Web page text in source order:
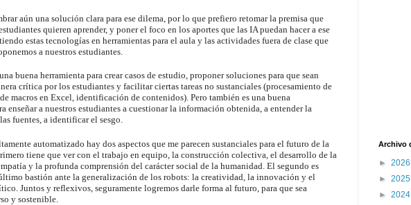
aún una solución clara para ese dilema, por lo que prefiero retomar la premisa que
quieren aprender, y poner el foco en los aportes que las IA puedan hacer a ese
estas tecnologías en herramientas para el aula y las actividades fuera de clase que
a nuestros estudiantes.
buena herramienta para crear casos de estudio, proponer soluciones para que sean
crítica por los estudiantes y facilitar ciertas tareas no sustanciales (procesamiento de
macros en Excel, identificación de contenidos). Pero también es una buena
enseñar a nuestros estudiantes a cuestionar la información obtenida, a entender la
fuentes, a identificar el sesgo.
automatizado hay dos aspectos que me parecen sustanciales para el futuro de la
tiene que ver con el trabajo en equipo, la construcción colectiva, el desarrollo de la
y la profunda comprensión del carácter social de la humanidad. El segundo es
bastión ante la generalización de los robots: la creatividad, la innovación y el
Juntos y reflexivos, seguramente logremos darle forma al futuro, para que sea
y sostenible.
Archivo
► 2026
► 2025
► 2024